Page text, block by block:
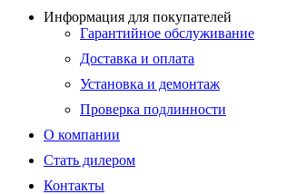
Информация для покупателей
Гарантийное обслуживание
Доставка и оплата
Установка и демонтаж
Проверка подлинности
О компании
Стать дилером
Контакты